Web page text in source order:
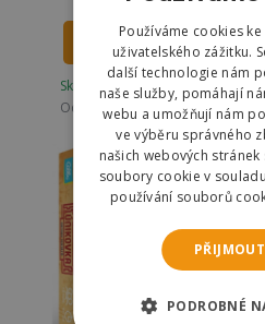
DO KOŠÍKU
Skladem u dodavatele
Odešlemeve čtvrtek
Používáme cookies
uživatelského zážitku.
další technologie nám
naše služby, pomáhají
webu a umožňují nám
ve výběru správného
našich webových
soubory cookie v
používání souborů
PODROBNÉ